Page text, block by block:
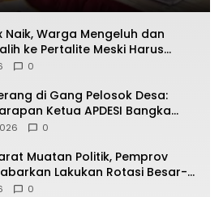
Naik, Warga Mengeluh dan
ke Pertalite Meski Harus
0
di Gang Pelosok Desa:
Ketua APDESI Bangka
PLN Babel
0
Muatan Politik, Pemprov
Lakukan Rotasi Besar-
0